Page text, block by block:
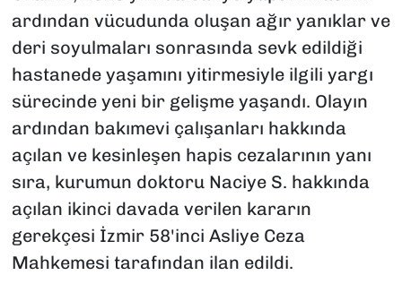
ardından vücudunda oluşan ağır yanıklar ve
deri soyulmaları sonrasında sevk edildiği
hastanede yaşamını yitirmesiyle ilgili yargı
sürecinde yeni bir gelişme yaşandı. Olayın
ardından bakımevi çalışanları hakkında
açılan ve kesinleşen hapis cezalarının yanı
sıra, kurumun doktoru Naciye S. hakkında
açılan ikinci davada verilen kararın
gerekçesi İzmir 58'inci Asliye Ceza
Mahkemesi tarafından ilan edildi.